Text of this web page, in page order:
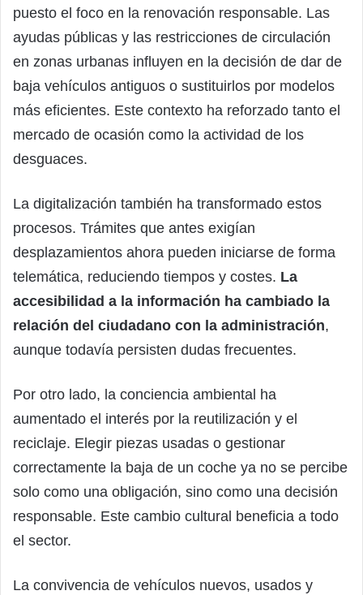
puesto el foco en la renovación responsable. Las
ayudas públicas y las restricciones de circulación
en zonas urbanas influyen en la decisión de dar de
baja vehículos antiguos o sustituirlos por modelos
más eficientes. Este contexto ha reforzado tanto el
mercado de ocasión como la actividad de los
desguaces.
La digitalización también ha transformado estos
procesos. Trámites que antes exigían
desplazamientos ahora pueden iniciarse de forma
telemática, reduciendo tiempos y costes. La
accesibilidad a la información ha cambiado la
relación del ciudadano con la administración,
aunque todavía persisten dudas frecuentes.
Por otro lado, la conciencia ambiental ha
aumentado el interés por la reutilización y el
reciclaje. Elegir piezas usadas o gestionar
correctamente la baja de un coche ya no se percibe
solo como una obligación, sino como una decisión
responsable. Este cambio cultural beneficia a todo
el sector.
La convivencia de vehículos nuevos, usados y